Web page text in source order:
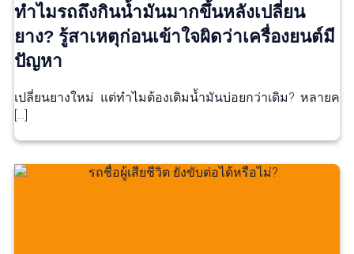
ทำไมรถถึงกินน้ำมันมากขึ้นหลังเปลี่ยน
ยาง? รู้สาเหตุก่อนเข้าใจผิดว่าเครื่องยนต์มี
ปัญหา
เปลี่ยนยางใหม่ แต่ทำไมต้องเติมน้ำมันบ่อยกว่าเดิม? หลายค
[…]